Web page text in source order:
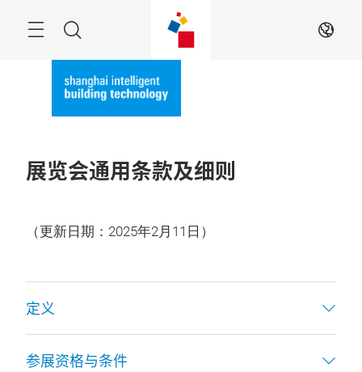
Navigation
索
ZH
展览会通用条款及细则
（更新日期：2025年2月11日）
定义
参展资格与条件